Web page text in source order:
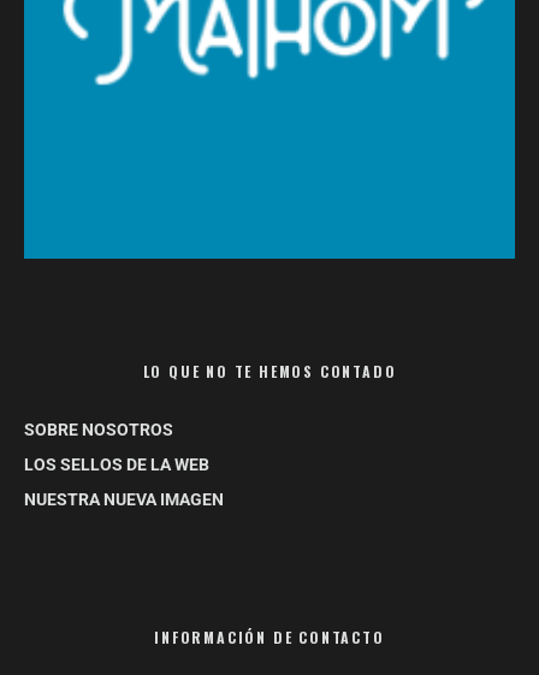
LO QUE NO TE HEMOS CONTADO
SOBRE NOSOTROS
LOS SELLOS DE LA WEB
NUESTRA NUEVA IMAGEN
INFORMACIÓN DE CONTACTO